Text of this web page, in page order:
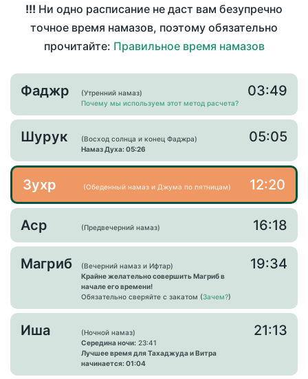
!!! Ни одно расписание не даст вам безупречно
точное время намазов, поэтому обязательно
прочитайте: Правильное время намазов
Фаджр
(Утренний намаз)
Почему мы используем этот метод расчета?
03:49
Шурук
(Восход солнца и конец Фаджра)
Намаз Духа: 05:26
05:05
Зухр (Обеденный намаз и Джума по пятницам) 12:20
Аср (Предвечерний намаз) 16:18
Магриб
(Вечерний намаз и Ифтар)
Крайне желательно совершить Магриб в
начале его времени!
Обязательно сверяйте с закатом (Зачем?)
19:34
Иша
(Ночной намаз)
Середина ночи: 23:41
Лучшее время для Тахаджуда и Витра
начинается: 01:04
21:13